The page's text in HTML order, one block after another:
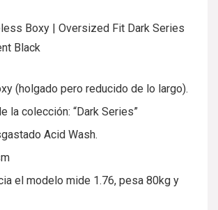
Boxy | Oversized Fit Dark Series
Black
(holgado pero reducido de lo largo).
la colección: “Dark Series”
Acid Wash.
el modelo mide 1.76, pesa 80kg y